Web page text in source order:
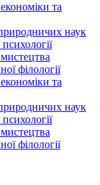
та
наук
філології
та
наук
філології